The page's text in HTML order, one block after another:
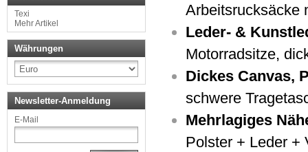
Arbeitsrucksäcke
Leder- &
Motorradsitze,
Dickes Canvas,
schwere
Mehrlagiges
Polster + Leder +
Texi
Mehr Artikel
Währungen
Newsletter-Anmeldung
E-Mail